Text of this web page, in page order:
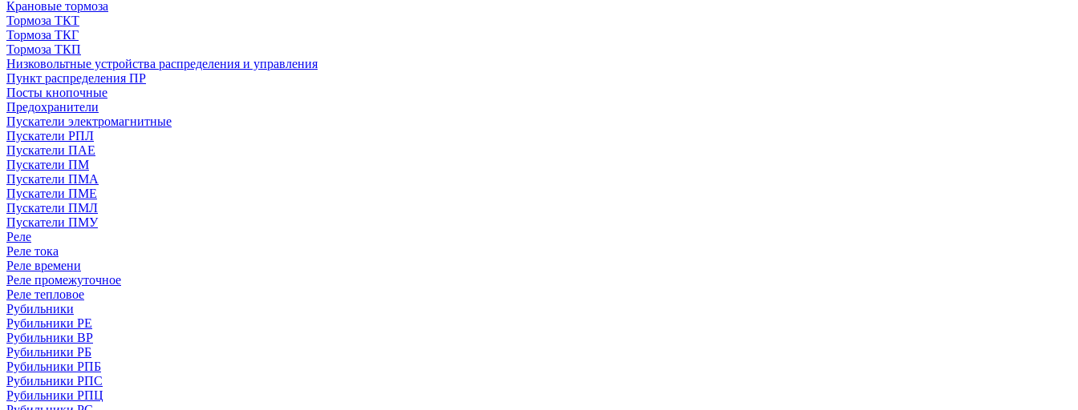
Крановые тормоза
Тормоза ТКТ
Тормоза ТКГ
Тормоза ТКП
Низковольтные устройства распределения и управления
Пункт распределения ПР
Посты кнопочные
Предохранители
Пускатели электромагнитные
Пускатели РПЛ
Пускатели ПАЕ
Пускатели ПМ
Пускатели ПМА
Пускатели ПМЕ
Пускатели ПМЛ
Пускатели ПМУ
Реле
Реле тока
Реле времени
Реле промежуточное
Реле тепловое
Рубильники
Рубильники РЕ
Рубильники ВР
Рубильники РБ
Рубильники РПБ
Рубильники РПС
Рубильники РПЦ